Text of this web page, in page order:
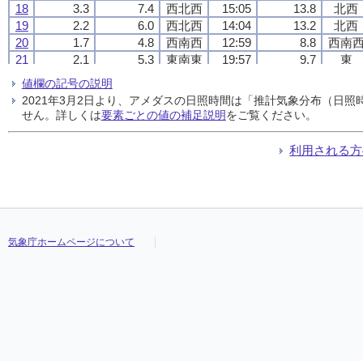
18
3.3 7.4 西北西 15:05 13.8
北西
19
2.2 6.0 西北西 14:04 13.2
北西
20
1.7 4.8 西南西 12:59 8.8
西南
21
2.1 5.3 東南東 19:57 9.7
東
22
3.6
23
4.8 7.8 西 13:51 19.1
北西
24
2.8 6.1 西北西 14:20 10.8
北西
6.8
西南
30
1.8 5.1 西 13:10 10.5
西
18
3.3 7.4 西北西 15:05 13.8
北西
19
2.2 6.0 西北西 14:04 13.2
北西
20
1.7 4.8 西南西 12:59 8.8
西南
21
2.1 5.3 東南東 19:57 9.7
東
22
3.6
23
4.8 7.8 西 13:51 19.1
北西
24
2.8 6.1 西北西 14:20 10.8
北西
6.8
西南
30
1.8 5.1 西 13:10 10.5
西
18
3.3 7.4 西北西 15:05 13.8
北西
19
2.2 6.0 西北西 14:04 13.2
北西
20
1.7 4.8 西南西 12:59 8.8
西南
21
2.1 5.3 東南東 19:57 9.7
東
22
3.6
23
4.8 7.8 西 13:51 19.1
北西
24
2.8 6.1 西北西 14:20 10.8
北西
6.8
西南
30
1.8 5.1 西 13:10 10.5
西
18
3.3 7.4 西北西 15:05 13.8
北西
19
2.2 6.0 西北西 14:04 13.2
北西
20
1.7 4.8 西南西 12:59 8.8
西南
21
2.1 5.3 東南東 19:57 9.7
東
22
3.6
23
4.8 7.8 西 13:51 19.1
北西
24
2.8 6.1 西北西 14:20 10.8
北西
6.8
西南
30
1.8 5.1 西 13:10 10.5
西
値欄の記号の説明
2021年3月2日より、アメダスの日照時間は「推計気象分布（日
せん。詳しくは要素ごとの値の補足説明をご覧ください。
利用される
気象庁ホームページについて